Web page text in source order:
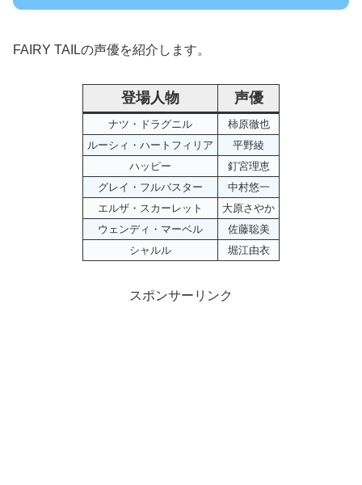
FAIRY TAILの声優を紹介します。
登場人物 声優
ナツ・ドラグニル
柿原徹也
ルーシィ・ハートフィリア
平野綾
ハッピー
釘宮理恵
グレイ・フルバスター
中村悠一
エルザ・スカーレット
大原さやか
ウェンディ・マーベル
佐藤聡美
シャルル
堀江由衣
スポンサーリンク